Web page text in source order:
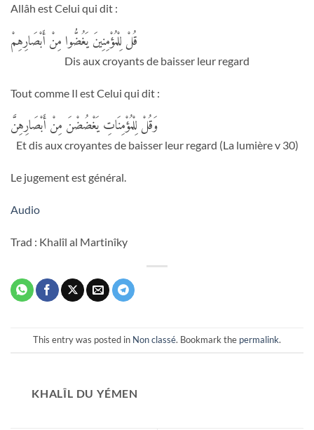
Allâh est Celui qui dit :
قُلْ لِلْمُؤْمِنِينَ يَغُضُّوا مِنْ أَبْصَارِهِمْ
Dis aux croyants de baisser leur regard
Tout comme Il est Celui qui dit :
وَقُلْ لِلْمُؤْمِنَاتِ يَغْضُضْنَ مِنْ أَبْصَارِهِنَّ
Et dis aux croyantes de baisser leur regard (La lumière v 30)
Le jugement est général.
Audio
Trad : Khalîl al Martinîky
This entry was posted in Non classé. Bookmark the permalink.
KHALÎL DU YÉMEN